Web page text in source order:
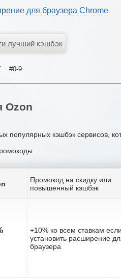
для браузера Chrome
#0-9
Ozon
кэшбэк сервисов,
Промокод на скидку или
повышенный кэшбэк
+10% ко всем ставкам если
установить расширение
браузера